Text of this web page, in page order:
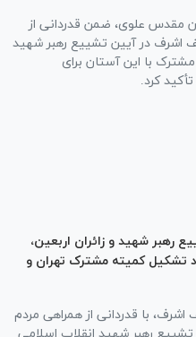
مقدس علوی، ضمن قدردانی از
اشرف در آیین تشییع رهبر شهید
با این آستان برای
کرد.
رهبر شهید و زائران اربعین،
تشکیل کمیته مشترک تهران و
اشرف، با قدردانی از همراهی مردم